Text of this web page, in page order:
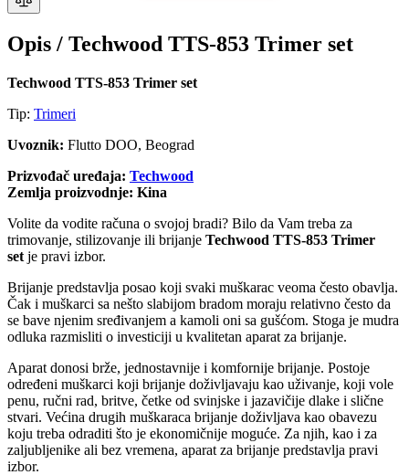
Opis / Techwood TTS-853 Trimer set
Techwood TTS-853 Trimer set
Tip: Trimeri
Uvoznik: Flutto DOO, Beograd
Prizvođač uređaja: Techwood
Zemlja proizvodnje: Kina
Volite da vodite računa o svojoj bradi? Bilo da Vam treba za
trimovanje, stilizovanje ili brijanje Techwood TTS-853 Trimer
set je pravi izbor.
Brijanje predstavlja posao koji svaki muškarac veoma često obavlja.
Čak i muškarci sa nešto slabijom bradom moraju relativno često da
se bave njenim sređivanjem a kamoli oni sa gušćom. Stoga je mudra
odluka razmisliti o investiciji u kvalitetan aparat za brijanje.
Aparat donosi brže, jednostavnije i komfornije brijanje. Postoje
određeni muškarci koji brijanje doživljavaju kao uživanje, koji vole
penu, ručni rad, britve, četke od svinjske i jazavičije dlake i slične
stvari. Većina drugih muškaraca brijanje doživljava kao obavezu
koju treba odraditi što je ekonomičnije moguće. Za njih, kao i za
zaljubljenike ali bez vremena, aparat za brijanje predstavlja pravi
izbor.